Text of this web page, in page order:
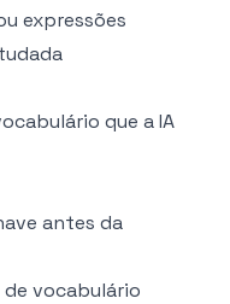
expressões
que a IA
antes da
vocabulário